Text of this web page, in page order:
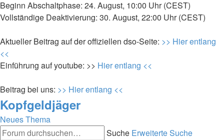
Beginn Abschaltphase: 24. August, 10:00 Uhr (CEST)
Vollständige Deaktivierung: 30. August, 22:00 Uhr (CEST)
Aktueller Beitrag auf der offiziellen dso-Seite: >> Hier entlang
<<
Einführung auf youtube: >> Hier entlang <<
Beitrag bei uns: >> Hier entlang <<
Kopfgeldjäger
Neues Thema
Suche Erweiterte Suche